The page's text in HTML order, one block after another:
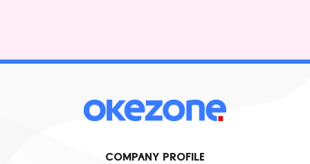
COMPANY PROFILE